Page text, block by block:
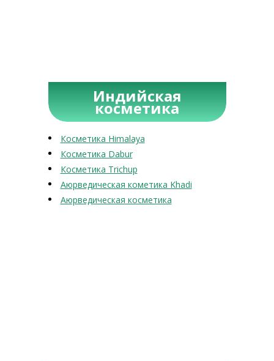
Индийская
косметика
Косметика Himalaya
Косметика Dabur
Косметика Trichup
Аюрведическая кометика Khadi
Аюрведическая косметика